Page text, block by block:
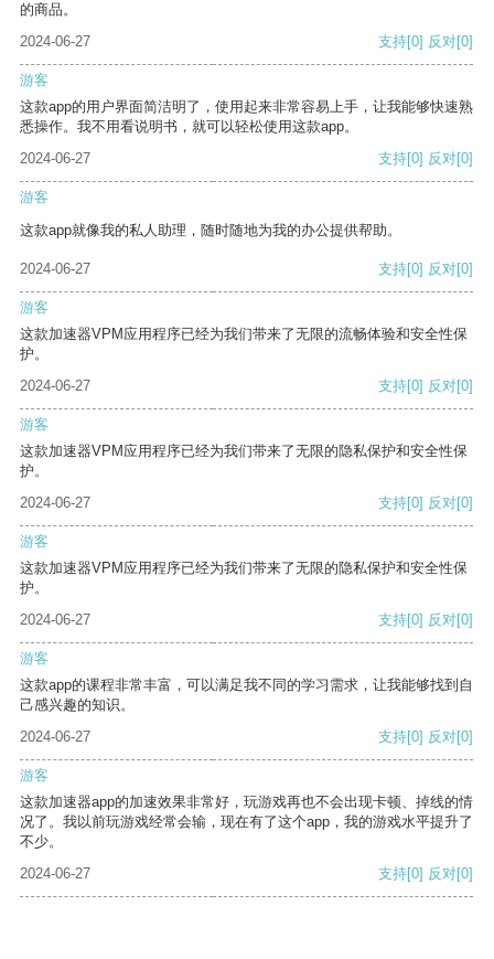
的商品。
2024-06-27
支持[0] 反对[0]
游客
这款app的用户界面简洁明了，使用起来非常容易上手，让我能够快速熟
悉操作。我不用看说明书，就可以轻松使用这款app。
2024-06-27
支持[0] 反对[0]
游客
这款app就像我的私人助理，随时随地为我的办公提供帮助。
2024-06-27 支持[0] 反对[0]
游客
这款加速器VPM应用程序已经为我们带来了无限的流畅体验和安全性保
护。
2024-06-27
支持[0] 反对[0]
游客
这款加速器VPM应用程序已经为我们带来了无限的隐私保护和安全性保
护。
2024-06-27
支持[0] 反对[0]
游客
这款加速器VPM应用程序已经为我们带来了无限的隐私保护和安全性保
护。
2024-06-27
支持[0] 反对[0]
游客
这款app的课程非常丰富，可以满足我不同的学习需求，让我能够找到自
己感兴趣的知识。
2024-06-27
支持[0] 反对[0]
游客
这款加速器app的加速效果非常好，玩游戏再也不会出现卡顿、掉线的情
况了。我以前玩游戏经常会输，现在有了这个app，我的游戏水平提升了
不少。
2024-06-27
支持[0] 反对[0]